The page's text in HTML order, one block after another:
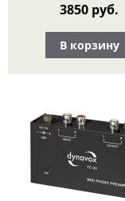
3850 руб.
В корзину